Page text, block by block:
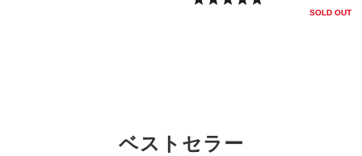
SOLD OUT
ベストセラー